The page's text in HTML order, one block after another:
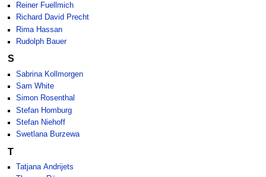
Reiner Fuellmich
Richard David Precht
Rima Hassan
Rudolph Bauer
S
Sabrina Kollmorgen
Sam White
Simon Rosenthal
Stefan Homburg
Stefan Niehoff
Swetlana Burzewa
T
Tatjana Andrijets